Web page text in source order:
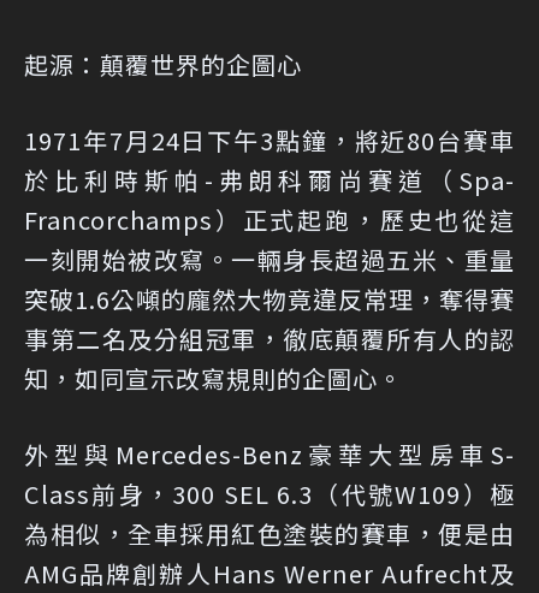
起源：顛覆世界的企圖心
1971年7月24日下午3點鐘，將近80台賽車
於比利時斯帕-弗朗科爾尚賽道（Spa-
Francorchamps）正式起跑，歷史也從這
一刻開始被改寫。一輛身長超過五米、重量
突破1.6公噸的龐然大物竟違反常理，奪得賽
事第二名及分組冠軍，徹底顛覆所有人的認
知，如同宣示改寫規則的企圖心。
外型與Mercedes-Benz豪華大型房車S-
Class前身，300 SEL 6.3（代號W109）極
為相似，全車採用紅色塗裝的賽車，便是由
AMG品牌創辦人Hans Werner Aufrecht及